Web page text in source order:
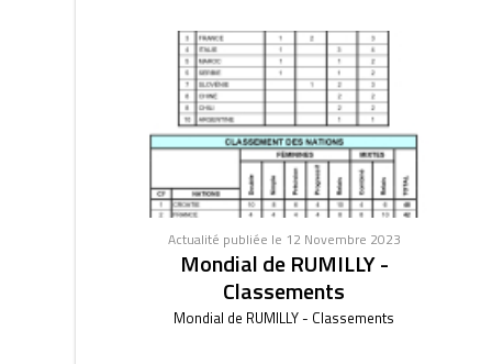
Actualité publiée le 12 Novembre 2023
Mondial de RUMILLY -
Classements
Mondial de RUMILLY - Classements